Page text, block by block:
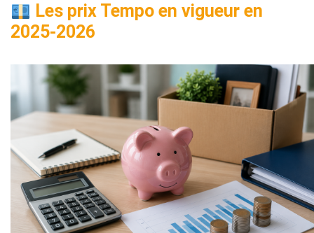
Les prix Tempo en vigueur en
2025-2026